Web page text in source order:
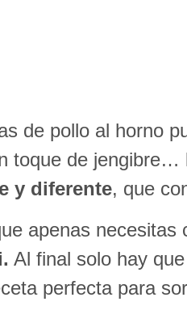
de pollo al horno
toque de jengibre…
y diferente, que
apenas necesitas
Al final solo hay
perfecta para